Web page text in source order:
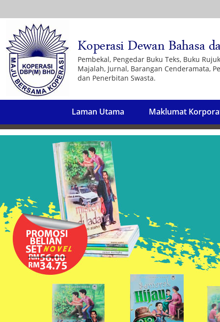
Pembekal, Pengedar Buku Teks, Buku
Majalah, Jurnal, Barangan Cenderamata,
dan Penerbitan Swasta.
Laman Utama Maklumat